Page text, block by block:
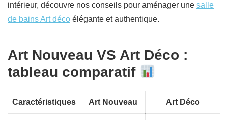
intérieur, découvre nos conseils pour aménager une salle
de bains Art déco élégante et authentique.
Art Nouveau VS Art Déco :
tableau comparatif
Caractéristiques Art Nouveau Art Déco